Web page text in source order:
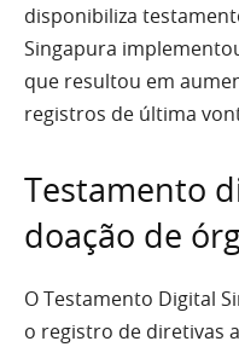
disponibiliza
Singapura
que resultou em
registros de última
Testamento
doação de
O Testamento Digital
o registro de diretivas